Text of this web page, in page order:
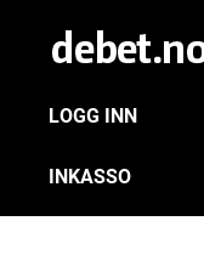
LOGG INN
INKASSO